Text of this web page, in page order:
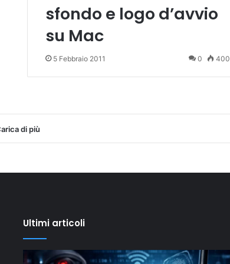
sfondo e logo d’avvio
su Mac
5 Febbraio 2011 0 400
di più
Ultimi articoli
Privacy